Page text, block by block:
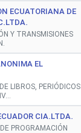
ECUATORIANA DE
Y TRANSMISIONES
EL
LIBROS, PERIÓDICOS
CIA.LTDA.
PROGRAMACIÓN